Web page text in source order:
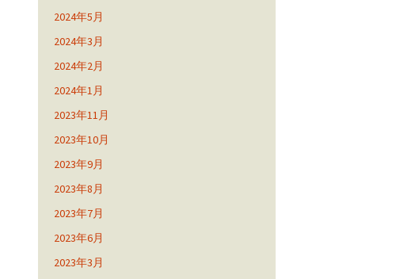
2024年5月
2024年3月
2024年2月
2024年1月
2023年11月
2023年10月
2023年9月
2023年8月
2023年7月
2023年6月
2023年3月